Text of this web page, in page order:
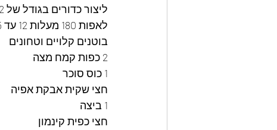
ליצור כדורים בגודל של 2 ס"מ לגלגל על אבקת הסוכר .להניח על נייר אפיה .
בוטנים קלויים וטחונים
2 כפות קמח מצה
1 כוס סוכר
חצי שקית אבקת אפיה
1 ביצה
חצי כפית קינמון